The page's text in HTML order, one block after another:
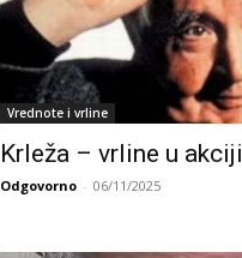
Vrednote i vrline
Krleža – vrline u akciji
Odgovorno - 06/11/2025